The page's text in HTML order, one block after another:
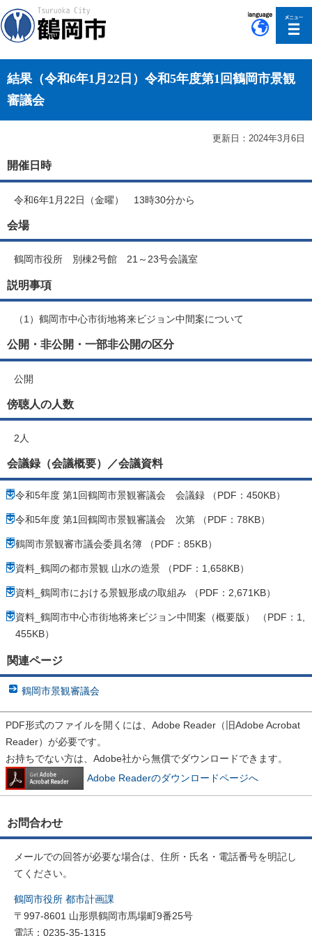
結果（令和6年1月22日）令和5年度第1回鶴岡市景観
審議会
更新日：2024年3月6日
開催日時
令和6年1月22日（金曜） 13時30分から
会場
鶴岡市役所 別棟2号館 21～23号会議室
説明事項
（1）鶴岡市中心市街地将来ビジョン中間案について
公開・非公開・一部非公開の区分
公開
傍聴人の人数
2人
会議録（会議概要）／会議資料
令和5年度 第1回鶴岡市景観審議会 会議録 （PDF：450KB）
令和5年度 第1回鶴岡市景観審議会 次第 （PDF：78KB）
鶴岡市景観審市議会委員名簿 （PDF：85KB）
資料_鶴岡の都市景観 山水の造景 （PDF：1,658KB）
資料_鶴岡市における景観形成の取組み （PDF：2,671KB）
資料_鶴岡市中心市街地将来ビジョン中間案（概要版） （PDF：1,
455KB）
関連ページ
鶴岡市景観審議会
PDF形式のファイルを開くには、Adobe Reader（旧Adobe Acrobat
Reader）が必要です。
お持ちでない方は、Adobe社から無償でダウンロードできます。
Adobe Readerのダウンロードページへ
お問合わせ
メールでの回答が必要な場合は、住所・氏名・電話番号を明記し
てください。
鶴岡市役所 都市計画課
〒997-8601 山形県鶴岡市馬場町9番25号
電話：0235-35-1315